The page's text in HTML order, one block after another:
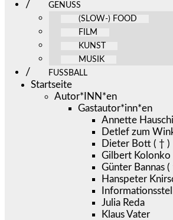
GENUSS
(SLOW-) FOOD
FILM
KUNST
MUSIK
FUSSBALL
Startseite
Autor*INN*en
Gastautor*inn*en
Annette
Detlef zum
Dieter Bott ( † )
Gilbert Kolonko
Günter Bannas (
Hanspeter
Julia Reda
Klaus Vater